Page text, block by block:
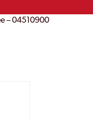
– 04510900